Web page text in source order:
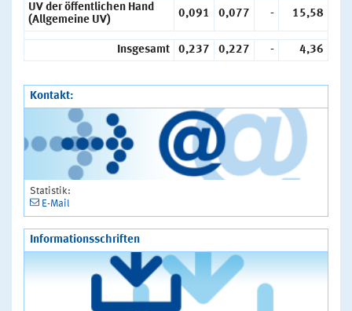
UV der öffentlichen Hand
(Allgemeine UV)
0,091 0,077 - 15,58
Insgesamt 0,237 0,227 - 4,36
Kontakt:
Statistik:
E-Mail
Informationsschriften